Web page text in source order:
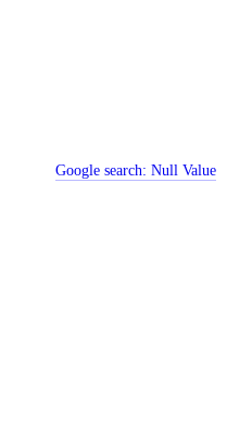
Google search:Null Value